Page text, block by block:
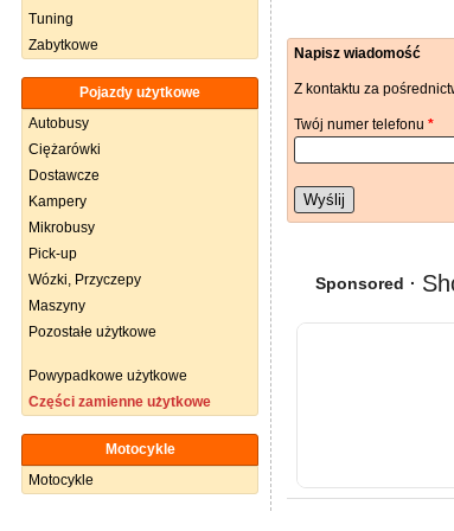
Tuning
Zabytkowe
Pojazdy użytkowe
Autobusy
Ciężarówki
Dostawcze
Kampery
Mikrobusy
Pick-up
Wózki, Przyczepy
Maszyny
Pozostałe użytkowe
Powypadkowe użytkowe
Części zamienne użytkowe
Motocykle
Motocykle
Napisz wiadomość
Z kontaktu za
Twój numer telefonu *
Wyślij